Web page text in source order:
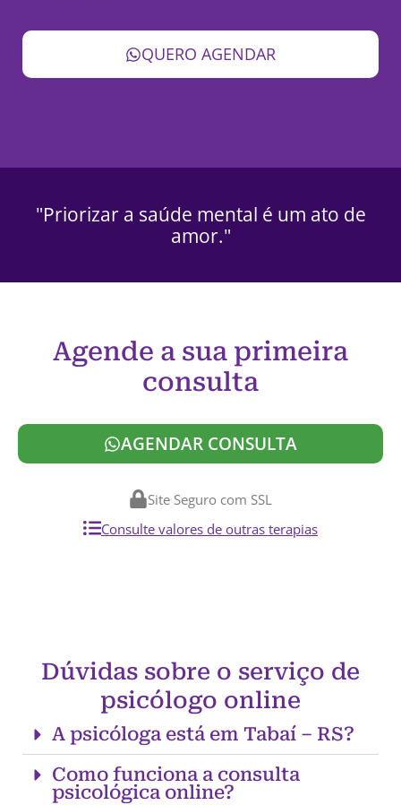
QUERO AGENDAR
"Priorizar a saúde mental é um ato de
amor."
Agende a sua primeira
consulta
AGENDAR CONSULTA
Site Seguro com SSL
Consulte valores de outras terapias
Dúvidas sobre o serviço de
psicólogo online
A psicóloga está em Tabaí – RS?
Como funciona a consulta
psicológica online?